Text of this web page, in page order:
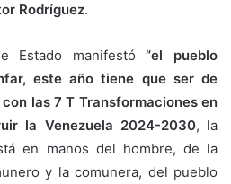
Rodríguez.
Estado manifestó“el pueblo
este año tiene que ser de
las 7 T Transformaciones en
la Venezuela 2024-2030, la
en manos del hombre, de la
y la comunera, del pueblo